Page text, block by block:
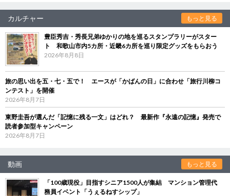
カルチャー もっと見る
豊臣秀吉・秀長兄弟ゆかりの地を巡るスタンプラリーがスター
ト 和歌山市内5カ所・近畿6カ所を巡り限定グッズをもらおう
2026年8月8日
旅の思い出を五・七・五で！ エースが「かばんの日」に合わせ「旅行川柳コ
ンテスト」を開催
2026年8月7日
東野圭吾が選んだ「記憶に残る一文」はどれ？ 最新作『永遠の記憶』発売で
読者参加型キャンペーン
2026年8月7日
動画 もっと見る
「100歳現役」目指すシニア1500人が集結 マンション管理代
務員イベント「うぇるねすシップ」